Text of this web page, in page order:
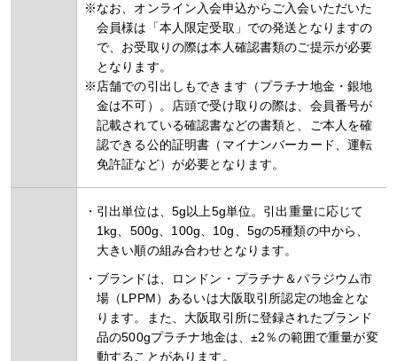
なお、オンライン入会申込からご入会いただいた
会員様は「本人限定受取」での発送となりますの
で、お受取りの際は本人確認書類のご提示が必要
となります。
店舗での引出しもできます（プラチナ地金・銀地
金は不可）。店頭で受け取りの際は、会員番号が
記載されている確認書などの書類と、ご本人を確
認できる公的証明書（マイナンバーカード、運転
免許証など）が必要となります。
引出単位は、5g以上5g単位。引出重量に応じて
1kg、500g、100g、10g、5gの5種類の中から、
大きい順の組み合わせとなります。
ブランドは、ロンドン・プラチナ＆パラジウム市
場（LPPM）あるいは大阪取引所認定の地金とな
ります。また、大阪取引所に登録されたブランド
品の500gプラチナ地金は、±2％の範囲で重量が変
動することがあります。